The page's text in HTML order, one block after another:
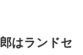
はランドセ